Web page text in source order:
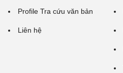
Profile Tra cứu văn bản
Liên hệ